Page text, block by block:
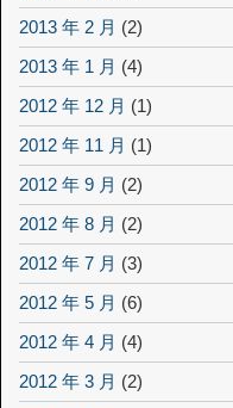
2013 年 2 月 (2)
2013 年 1 月 (4)
2012 年 12 月 (1)
2012 年 11 月 (1)
2012 年 9 月 (2)
2012 年 8 月 (2)
2012 年 7 月 (3)
2012 年 5 月 (6)
2012 年 4 月 (4)
2012 年 3 月 (2)